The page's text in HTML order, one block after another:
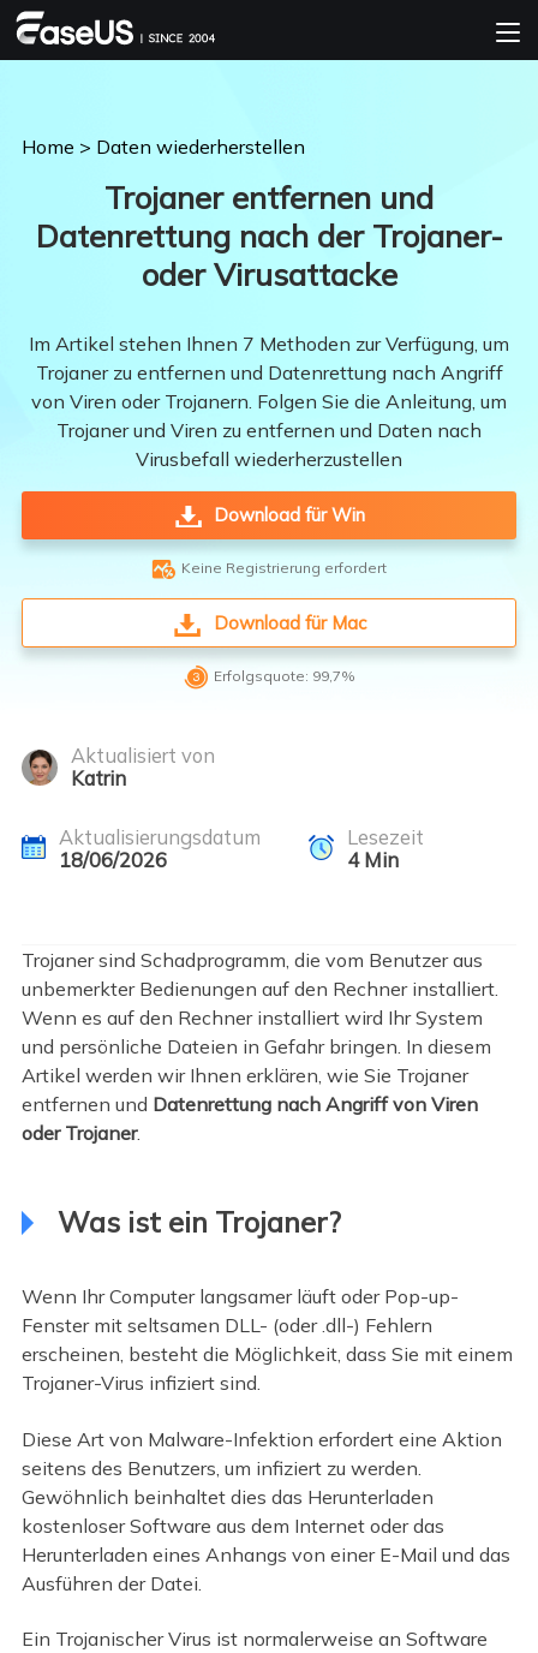
Home > Daten wiederherstellen
Trojaner entfernen und
Datenrettung nach der Trojaner-
oder Virusattacke
Im Artikel stehen Ihnen 7 Methoden zur Verfügung, um
Trojaner zu entfernen und Datenrettung nach Angriff
von Viren oder Trojanern. Folgen Sie die Anleitung, um
Trojaner und Viren zu entfernen und Daten nach
Virusbefall wiederherzustellen
Download für Win
 Keine Registrierung erfordert
Download für Mac
 Erfolgsquote: 99,7%
Aktualisiert von
Katrin
Aktualisierungsdatum
18/06/2026
Lesezeit
4Min
Trojaner sind Schadprogramm, die vom Benutzer aus
unbemerkter Bedienungen auf den Rechner installiert.
Wenn es auf den Rechner installiert wird Ihr System
und persönliche Dateien in Gefahr bringen. In diesem
Artikel werden wir Ihnen erklären, wie Sie Trojaner
entfernen und Datenrettung nach Angriff von Viren
oder Trojaner.
Was ist ein Trojaner?
Wenn Ihr Computer langsamer läuft oder Pop-up-
Fenster mit seltsamen DLL- (oder .dll-) Fehlern
erscheinen, besteht die Möglichkeit, dass Sie mit einem
Trojaner-Virus infiziert sind.
Diese Art von Malware-Infektion erfordert eine Aktion
seitens des Benutzers, um infiziert zu werden.
Gewöhnlich beinhaltet dies das Herunterladen
kostenloser Software aus dem Internet oder das
Herunterladen eines Anhangs von einer E-Mail und das
Ausführen der Datei.
Ein Trojanischer Virus ist normalerweise an Software